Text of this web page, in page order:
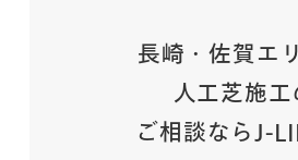
長崎・佐賀エ
人工芝施工
ご相談ならJ-